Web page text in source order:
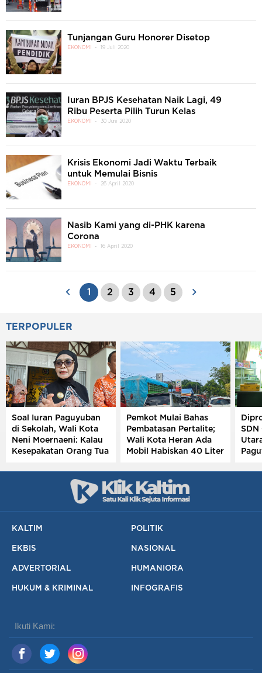
Tunjangan Guru Honorer Disetop
EKONOMI 19 Juli 2020
Iuran BPJS Kesehatan Naik Lagi, 49
Ribu Peserta Pilih Turun Kelas
EKONOMI 30 Juni 2020
Krisis Ekonomi Jadi Waktu Terbaik
untuk Memulai Bisnis
EKONOMI 26 April 2020
Nasib Kami yang di-PHK karena
Corona
EKONOMI 16 April 2020
1 2 3 4 5
TERPOPULER
Soal Iuran Paguyuban
di Sekolah, Wali Kota
Neni Moernaeni: Kalau
Kesepakatan Orang Tua
Pemkot Mulai Bahas
Pembatasan Pertalite;
Wali Kota Heran Ada
Mobil Habiskan 40 Liter
KALTIM POLITIK
EKBIS NASIONAL
ADVERTORIAL HUMANIORA
HUKUM & KRIMINAL INFOGRAFIS
Ikuti Kami: